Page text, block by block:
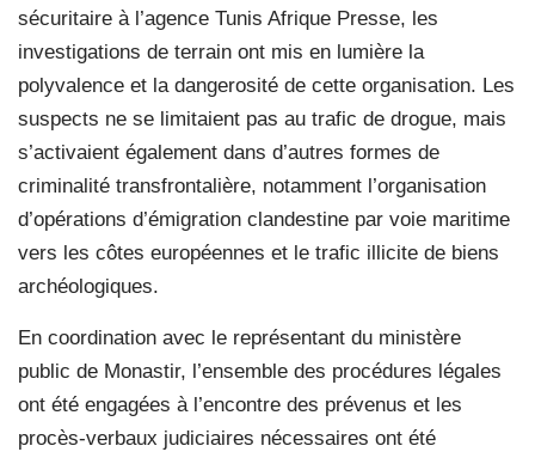
sécuritaire à l’agence Tunis Afrique Presse, les
investigations de terrain ont mis en lumière la
polyvalence et la dangerosité de cette organisation. Les
suspects ne se limitaient pas au trafic de drogue, mais
s’activaient également dans d’autres formes de
criminalité transfrontalière, notamment l’organisation
d’opérations d’émigration clandestine par voie maritime
vers les côtes européennes et le trafic illicite de biens
archéologiques.
En coordination avec le représentant du ministère
public de Monastir, l’ensemble des procédures légales
ont été engagées à l’encontre des prévenus et les
procès-verbaux judiciaires nécessaires ont été